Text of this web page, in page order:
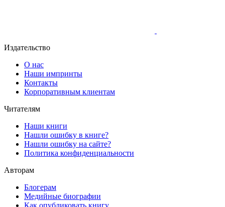
Издательство
О нас
Наши импринты
Контакты
Корпоративным клиентам
Читателям
Наши книги
Нашли ошибку в книге?
Нашли ошибку на сайте?
Политика конфиденциальности
Авторам
Блогерам
Медийные биографии
Как опубликовать книгу